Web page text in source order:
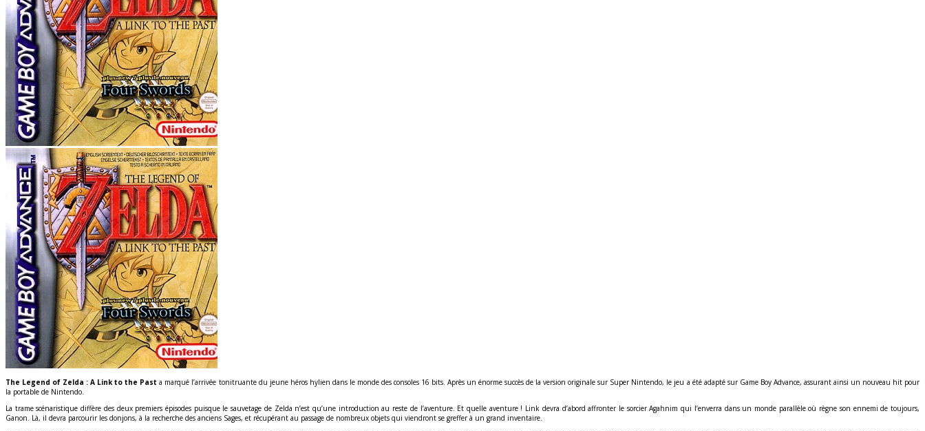
The Legend of Zelda : A Link to the Past a marqué l’arrivée tonitruante du jeune héros hylien dans le monde des consoles 16 bits. Après un énorme succès de la version originale sur Super Nintendo, le jeu a été adapté sur Game Boy Advance, assurant ainsi un nouveau hit pour
la portable de Nintendo.
La trame scénaristique diffère des deux premiers épisodes puisque le sauvetage de Zelda n’est qu’une introduction au reste de l’aventure. Et quelle aventure ! Link devra d’abord affronter le sorcier Agahnim qui l’enverra dans un monde parallèle où règne son ennemi de toujours,
Ganon. Là, il devra parcourir les donjons, à la recherche des anciens Sages, et récupérant au passage de nombreux objets qui viendront se greffer à un grand inventaire.